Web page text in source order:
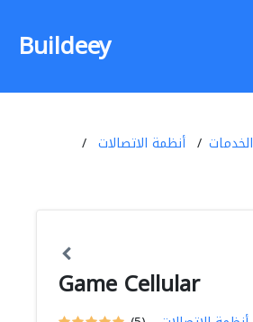
Buildeey
الخدمات
أنظمة الاتصالات
Game Cellular